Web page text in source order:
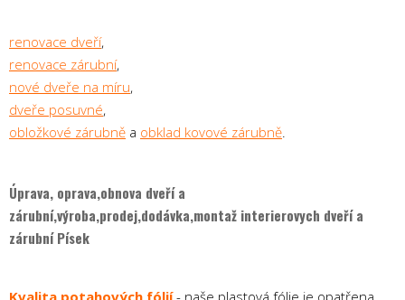
renovace dveří,
renovace zárubní,
nové dveře na míru,
dveře posuvné,
obložkové zárubně a obklad kovové zárubně.
Úprava, oprava,obnova dveří a
zárubní,výroba,prodej,dodávka,montaž interierovych dveří a
zárubní Písek
Kvalita potahových fólií - naše plastová fólie je opatřena